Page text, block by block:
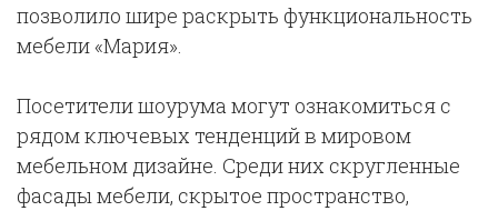
позволило шире раскрыть функциональность
мебели «Мария».
Посетители шоурума могут ознакомиться с
рядом ключевых тенденций в мировом
мебельном дизайне. Среди них скругленные
фасады мебели, скрытое пространство,